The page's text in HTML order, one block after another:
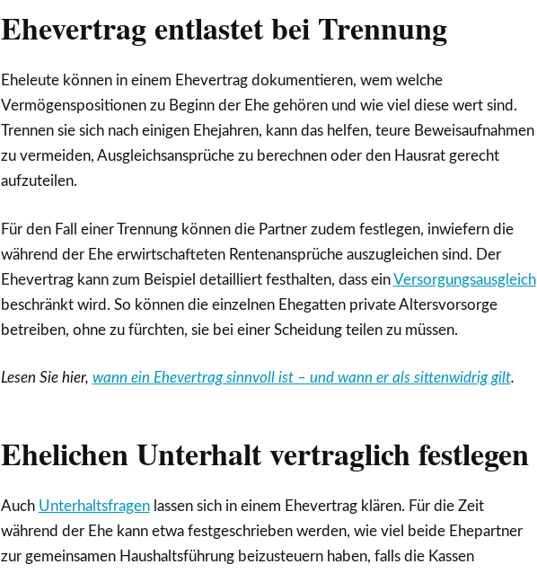
Ehevertrag entlastet bei Trennung
Eheleute können in einem Ehevertrag dokumentieren, wem welche
Vermögenspositionen zu Beginn der Ehe gehören und wie viel diese wert sind.
Trennen sie sich nach einigen Ehejahren, kann das helfen, teure Beweisaufnahmen
zu vermeiden, Ausgleichsansprüche zu berechnen oder den Hausrat gerecht
aufzuteilen.
Für den Fall einer Trennung können die Partner zudem festlegen, inwiefern die
während der Ehe erwirtschafteten Rentenansprüche auszugleichen sind. Der
Ehevertrag kann zum Beispiel detailliert festhalten, dass einVersorgungsausgleich
beschränkt wird. So können die einzelnen Ehegatten private Altersvorsorge
betreiben, ohne zu fürchten, sie bei einer Scheidung teilen zu müssen.
Lesen Sie hier, wann ein Ehevertrag sinnvoll ist – und wann er als sittenwidrig gilt.
Ehelichen Unterhalt vertraglich festlegen
Auch Unterhaltsfragenlassen sich in einem Ehevertrag klären. Für die Zeit
während der Ehe kann etwa festgeschrieben werden, wie viel beide Ehepartner
zur gemeinsamen Haushaltsführung beizusteuern haben, falls die Kassen